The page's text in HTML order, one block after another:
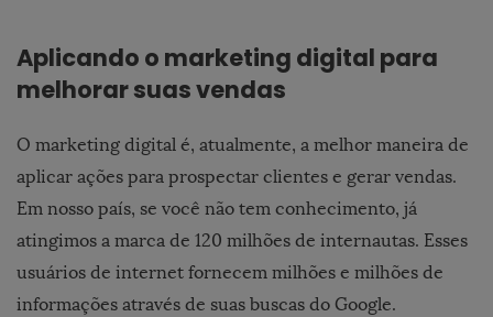
Aplicando o marketing digital para
melhorar suas vendas
O marketing digital é, atualmente, a melhor maneira de
aplicar ações para prospectar clientes e gerar vendas.
Em nosso país, se você não tem conhecimento, já
atingimos a marca de 120 milhões de internautas. Esses
usuários de internet fornecem milhões e milhões de
informações através de suas buscas do Google.